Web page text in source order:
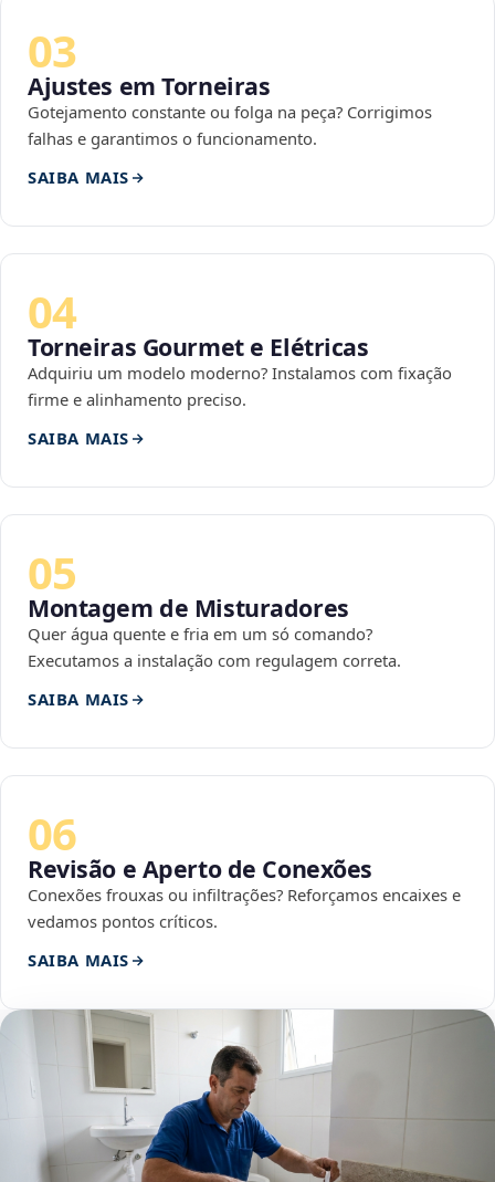
03
Ajustes em Torneiras
Gotejamento constante ou folga na peça? Corrigimos
falhas e garantimos o funcionamento.
SAIBA MAIS
04
Torneiras Gourmet e Elétricas
Adquiriu um modelo moderno? Instalamos com fixação
firme e alinhamento preciso.
SAIBA MAIS
05
Montagem de Misturadores
Quer água quente e fria em um só comando?
Executamos a instalação com regulagem correta.
SAIBA MAIS
06
Revisão e Aperto de Conexões
Conexões frouxas ou infiltrações? Reforçamos encaixes e
vedamos pontos críticos.
SAIBA MAIS